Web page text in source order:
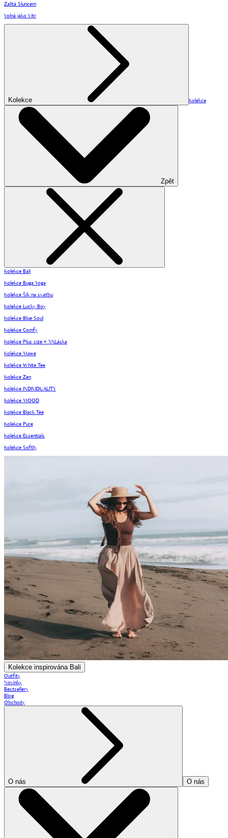
Zalitá Sluncem
Volná jako Vítr
Kolekce Kolekce
Zpět
Kolekce Bali
Kolekce Buga Yoga
Kolekce Šik na svatbu
Kolekce Lucky Boy
Kolekce Blue Soul
Kolekce Comfy
Kolekce Plus size = XXLáska
Kolekce Mawe
Kolekce White Tee
Kolekce Zen
Kolekce INDIVIDUALITY
Kolekce MOOD
Kolekce Black Tee
Kolekce Pure
Kolekce Essentials
Kolekce Softly
Kolekce inspirována Bali
Outfity
Novinky
Bestsellery
Blog
Obchody
O nás O nás